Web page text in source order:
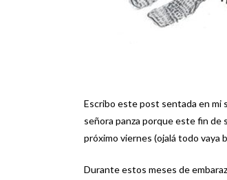
Escribo este post sentada en mi
señora panza porque este fin de
próximo viernes (ojalá todo vaya
Durante estos meses de